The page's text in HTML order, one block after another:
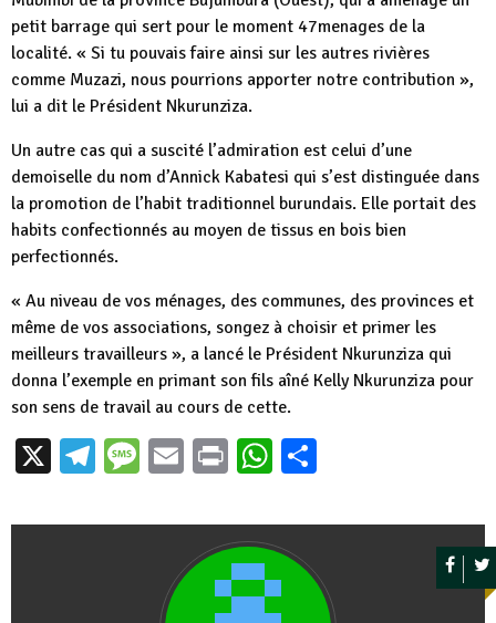
petit barrage qui sert pour le moment 47menages de la
localité. « Si tu pouvais faire ainsi sur les autres rivières
comme Muzazi, nous pourrions apporter notre contribution »,
lui a dit le Président Nkurunziza.
Un autre cas qui a suscité l’admiration est celui d’une
demoiselle du nom d’Annick Kabatesi qui s’est distinguée dans
la promotion de l’habit traditionnel burundais. Elle portait des
habits confectionnés au moyen de tissus en bois bien
perfectionnés.
« Au niveau de vos ménages, des communes, des provinces et
même de vos associations, songez à choisir et primer les
meilleurs travailleurs », a lancé le Président Nkurunziza qui
donna l’exemple en primant son fils aîné Kelly Nkurunziza pour
son sens de travail au cours de cette.
X Telegram
Message
EmailPrintWhatsApp